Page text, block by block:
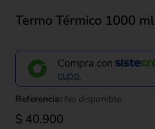
Termo Térmico 1000 ml
Compra con
cupo.
Referencia: No disponible
$ 40.900